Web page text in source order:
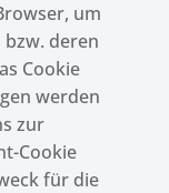
um
deren
Cookie
werden
zur
Cookie
für die